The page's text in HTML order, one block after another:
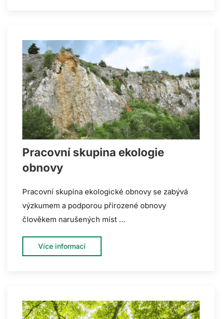
Pracovní skupina ekologie
obnovy
Pracovní skupina ekologické obnovy se zabývá
výzkumem a podporou přirozené obnovy
člověkem narušených míst …
Více informací